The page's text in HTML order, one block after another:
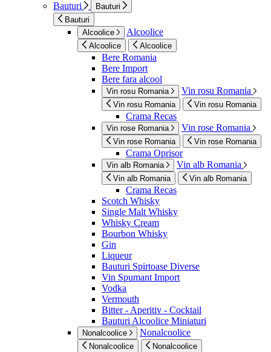
Bauturi
Bauturi
Bauturi
Alcoolice
Alcoolice
Alcoolice Alcoolice
Bere Romania
Bere Import
Bere fara alcool
Vin rosu Romania Vin rosu Romania
Vin rosu Romania Vin rosu Romania
Crama Recas
Vin rose Romania Vin rose Romania
Vin rose Romania Vin rose Romania
Crama Oprisor
Vin alb Romania Vin alb Romania
Vin alb Romania Vin alb Romania
Crama Recas
Scotch Whisky
Single Malt Whisky
Whisky Cream
Bourbon Whisky
Gin
Liqueur
Bauturi Spirtoase Diverse
Vin Spumant Import
Vodka
Vermouth
Bitter - Aperitiv - Cocktail
Bauturi Alcoolice Miniaturi
Nonalcoolice Nonalcoolice
Nonalcoolice Nonalcoolice